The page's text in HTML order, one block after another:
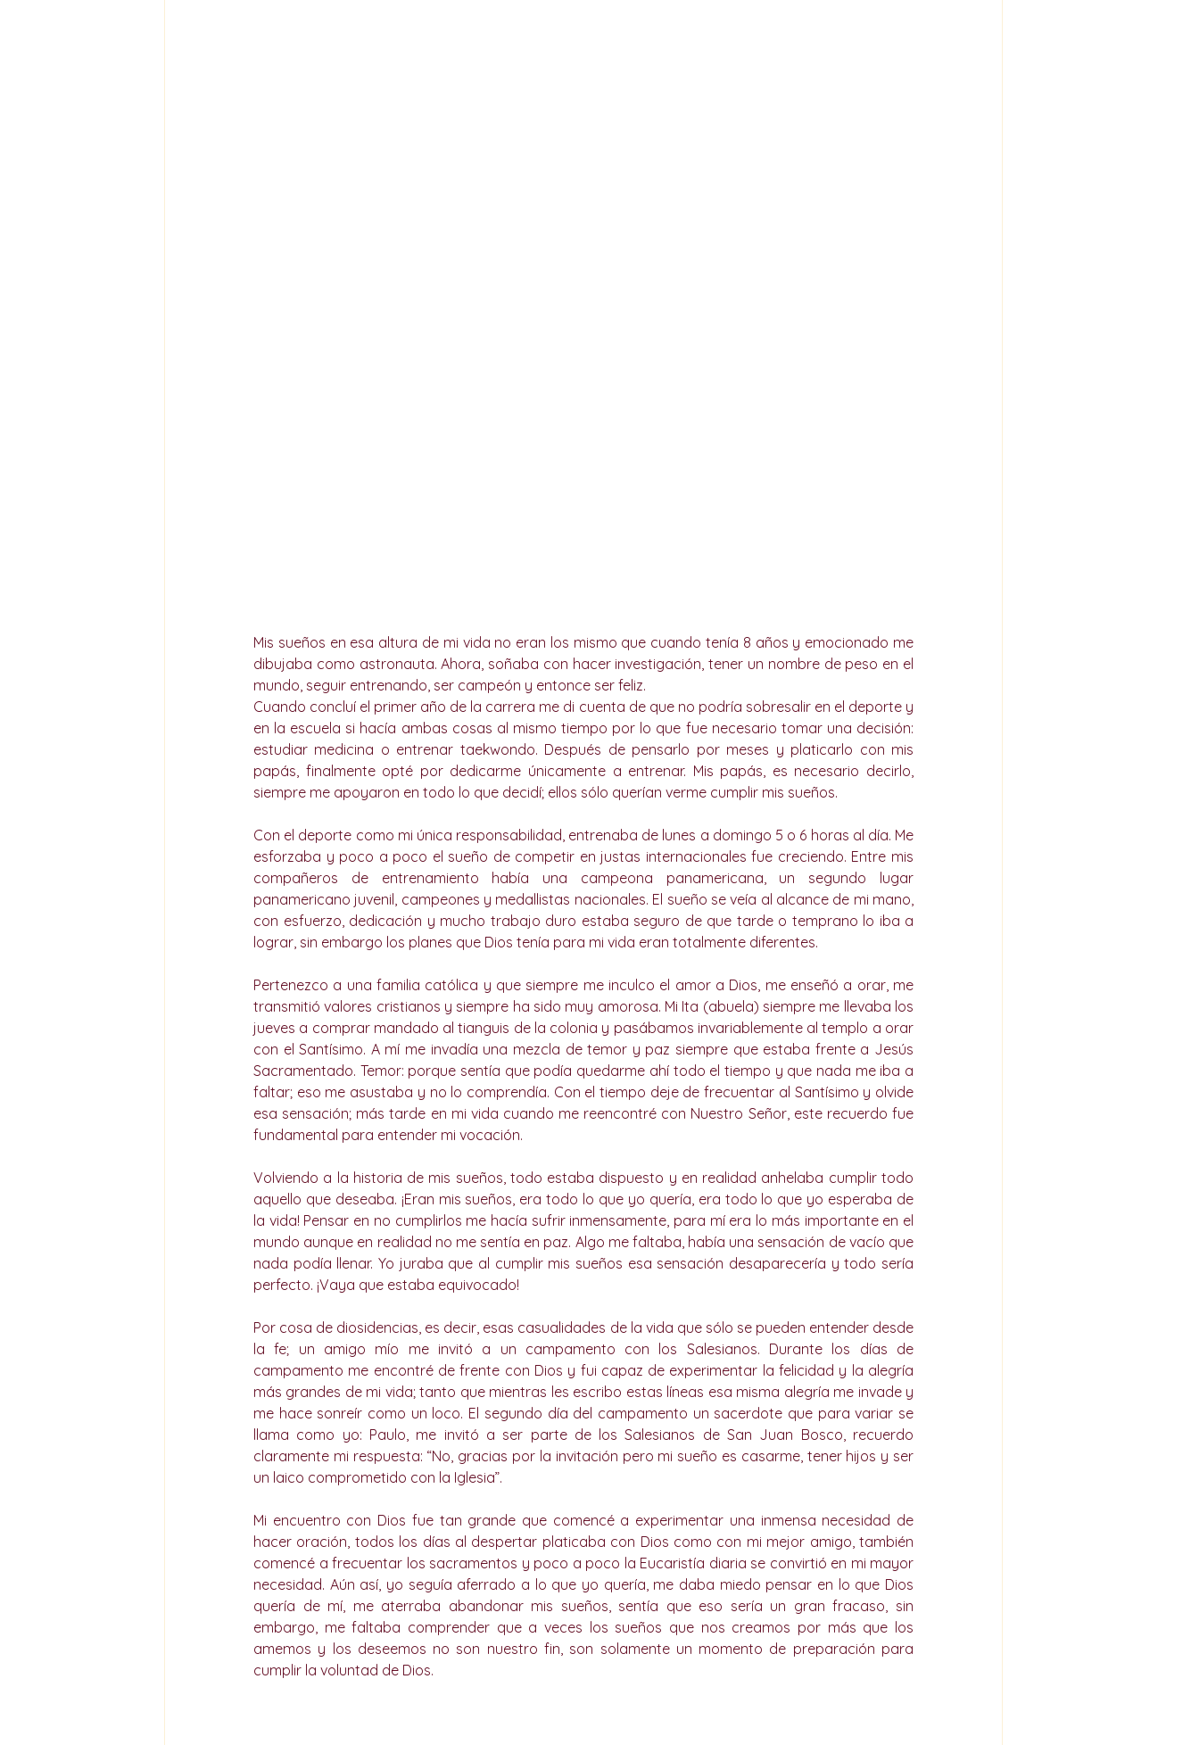
Mis sueños en esa altura de mi vida no eran los mismo que cuando tenía 8 años y emocionado me
dibujaba como astronauta. Ahora, soñaba con hacer investigación, tener un nombre de peso en el
mundo, seguir entrenando, ser campeón y entonce ser feliz.
Cuando concluí el primer año de la carrera me di cuenta de que no podría sobresalir en el deporte y
en la escuela si hacía ambas cosas al mismo tiempo por lo que fue necesario tomar una decisión:
estudiar medicina o entrenar taekwondo. Después de pensarlo por meses y platicarlo con mis
papás, finalmente opté por dedicarme únicamente a entrenar. Mis papás, es necesario decirlo,
siempre me apoyaron en todo lo que decidí; ellos sólo querían verme cumplir mis sueños.
Con el deporte como mi única responsabilidad, entrenaba de lunes a domingo 5 o 6 horas al día. Me
esforzaba y poco a poco el sueño de competir en justas internacionales fue creciendo. Entre mis
compañeros de entrenamiento había una campeona panamericana, un segundo lugar
panamericano juvenil, campeones y medallistas nacionales. El sueño se veía al alcance de mi mano,
con esfuerzo, dedicación y mucho trabajo duro estaba seguro de que tarde o temprano lo iba a
lograr, sin embargo los planes que Dios tenía para mi vida eran totalmente diferentes.
Pertenezco a una familia católica y que siempre me inculco el amor a Dios, me enseñó a orar, me
transmitió valores cristianos y siempre ha sido muy amorosa. Mi Ita (abuela) siempre me llevaba los
jueves a comprar mandado al tianguis de la colonia y pasábamos invariablemente al templo a orar
con el Santísimo. A mí me invadía una mezcla de temor y paz siempre que estaba frente a Jesús
Sacramentado. Temor: porque sentía que podía quedarme ahí todo el tiempo y que nada me iba a
faltar; eso me asustaba y no lo comprendía. Con el tiempo deje de frecuentar al Santísimo y olvide
esa sensación; más tarde en mi vida cuando me reencontré con Nuestro Señor, este recuerdo fue
fundamental para entender mi vocación.
Volviendo a la historia de mis sueños, todo estaba dispuesto y en realidad anhelaba cumplir todo
aquello que deseaba. ¡Eran mis sueños, era todo lo que yo quería, era todo lo que yo esperaba de
la vida! Pensar en no cumplirlos me hacía sufrir inmensamente, para mí era lo más importante en el
mundo aunque en realidad no me sentía en paz. Algo me faltaba, había una sensación de vacío que
nada podía llenar. Yo juraba que al cumplir mis sueños esa sensación desaparecería y todo sería
perfecto. ¡Vaya que estaba equivocado!
Por cosa de diosidencias, es decir, esas casualidades de la vida que sólo se pueden entender desde
la fe; un amigo mío me invitó a un campamento con los Salesianos. Durante los días de
campamento me encontré de frente con Dios y fui capaz de experimentar la felicidad y la alegría
más grandes de mi vida; tanto que mientras les escribo estas líneas esa misma alegría me invade y
me hace sonreír como un loco. El segundo día del campamento un sacerdote que para variar se
llama como yo: Paulo, me invitó a ser parte de los Salesianos de San Juan Bosco, recuerdo
claramente mi respuesta: “No, gracias por la invitación pero mi sueño es casarme, tener hijos y ser
un laico comprometido con la Iglesia”.
Mi encuentro con Dios fue tan grande que comencé a experimentar una inmensa necesidad de
hacer oración, todos los días al despertar platicaba con Dios como con mi mejor amigo, también
comencé a frecuentar los sacramentos y poco a poco la Eucaristía diaria se convirtió en mi mayor
necesidad. Aún así, yo seguía aferrado a lo que yo quería, me daba miedo pensar en lo que Dios
quería de mí, me aterraba abandonar mis sueños, sentía que eso sería un gran fracaso, sin
embargo, me faltaba comprender que a veces los sueños que nos creamos por más que los
amemos y los deseemos no son nuestro fin, son solamente un momento de preparación para
cumplir la voluntad de Dios.